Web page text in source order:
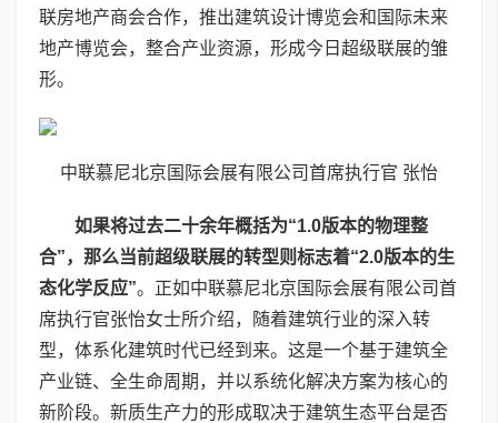
联房地产商会合作，推出建筑设计博览会和国际未来
地产博览会，整合产业资源，形成今日超级联展的雏
形。
中联慕尼北京国际会展有限公司首席执行官 张怡
如果将过去二十余年概括为“1.0版本的物理整
合”，那么当前超级联展的转型则标志着“2.0版本的生
态化学反应”。正如中联慕尼北京国际会展有限公司首
席执行官张怡女士所介绍，随着建筑行业的深入转
型，体系化建筑时代已经到来。这是一个基于建筑全
产业链、全生命周期，并以系统化解决方案为核心的
新阶段。新质生产力的形成取决于建筑生态平台是否